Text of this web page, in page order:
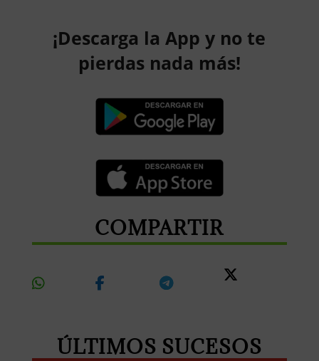
¡Descarga la App y no te
pierdas nada más!
COMPARTIR
ÚLTIMOS SUCESOS